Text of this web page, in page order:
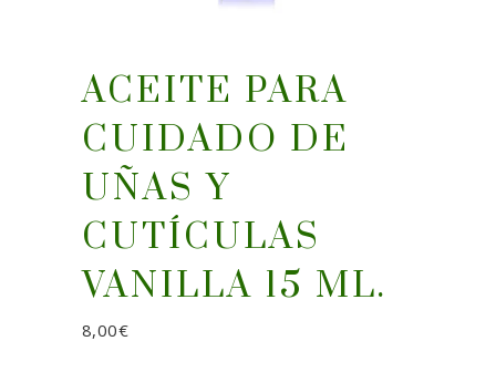
ACEITE PARA
CUIDADO DE
UÑAS Y
CUTÍCULAS
VANILLA 15 ML.
8,00€